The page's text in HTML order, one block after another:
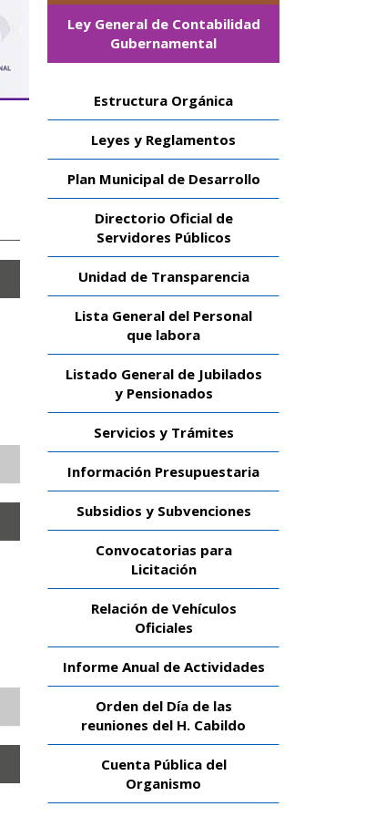
Ley General de Contabilidad
Gubernamental
Estructura Orgánica
Leyes y Reglamentos
Plan Municipal de Desarrollo
Directorio Oficial de
Servidores Públicos
Unidad de Transparencia
Lista General del Personal
que labora
Listado General de Jubilados
y Pensionados
Servicios y Trámites
Información Presupuestaria
Subsidios y Subvenciones
Convocatorias para
Licitación
Relación de Vehículos
Oficiales
Informe Anual de Actividades
Orden del Día de las
reuniones del H. Cabildo
Cuenta Pública del
Organismo